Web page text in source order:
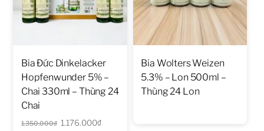
Bia Đức Dinkelacker
Hopfenwunder 5% –
Chai 330ml – Thùng 24
Chai
1.350.000₫ Giá
1.176.000₫Giá
Bia Wolters Weizen
5.3% – Lon 500ml –
Thùng 24 Lon